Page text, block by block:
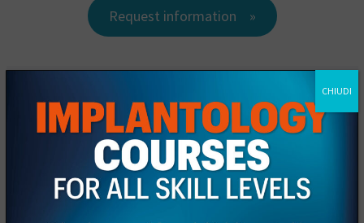
Request information
Fill out the registration form
CHIUDI